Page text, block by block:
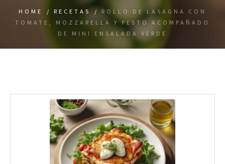
HOME / RECETAS / ROLLO DE LASAGNA CON
TOMATE, MOZZARELLA Y PESTO ACOMPAÑADO
DE MINI ENSALADA VERDE